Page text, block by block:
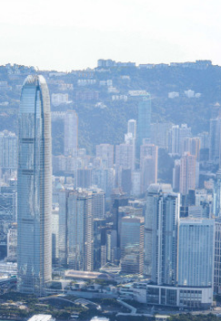
起來 皖黟縣南屏古村「華麗
決心行醫
新高 批發業成重災區
重讀經典詩詞
回憶殺
」